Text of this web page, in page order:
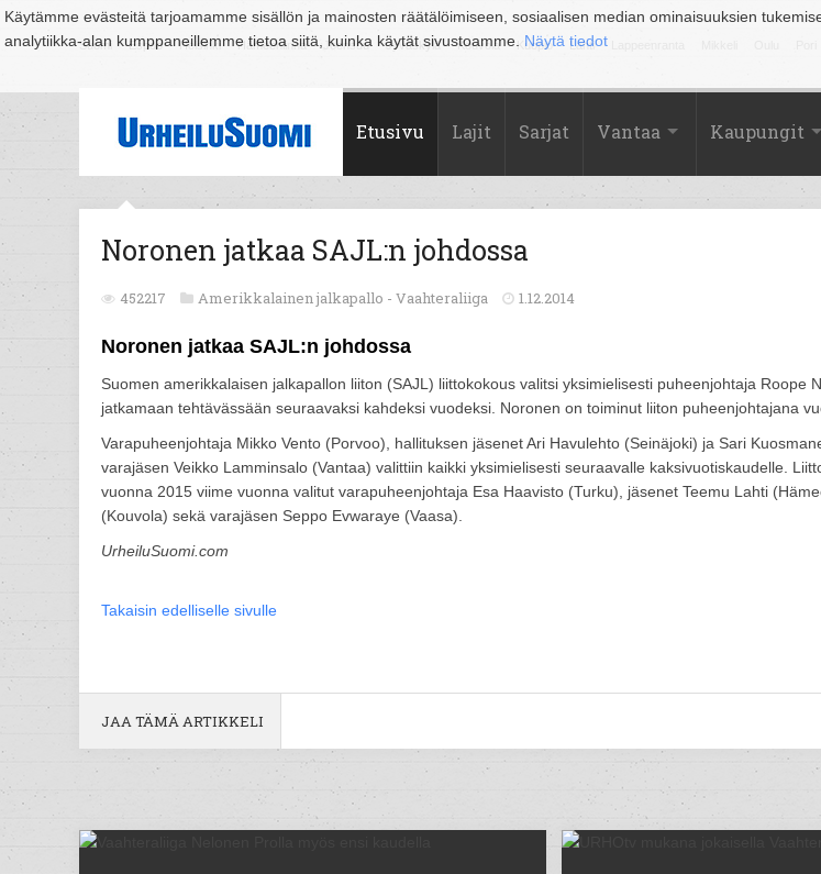
Käytämme evästeitä tarjoamamme sisällön ja mainosten räätälöimiseen, sosiaalisen median ominaisuuksien
analytiikka-alan kumppaneillemme tietoa siitä, kuinka käytät sivustoamme. Näytä tiedot
Suomi Espoo Helsinki Hämeenlinna Joensuu Jyväskylä Kouvola Kuopio Lahti
Etusivu Lajit Sarjat Vantaa Kaupungit
Noronen jatkaa SAJL:n johdossa
452217 Amerikkalainen jalkapallo - Vaahteraliiga 1.12.2014
Noronen jatkaa SAJL:n johdossa
Suomen amerikkalaisen jalkapallon liiton (SAJL) liittokokous valitsi yksimielisesti puheenjohtaja Roope
jatkamaan tehtävässään seuraavaksi kahdeksi vuodeksi. Noronen on toiminut liiton puheenjohtajana
Varapuheenjohtaja Mikko Vento (Porvoo), hallituksen jäsenet Ari Havulehto (Seinäjoki) ja Sari
varajäsen Veikko Lamminsalo (Vantaa) valittiin kaikki yksimielisesti seuraavalle kaksivuotiskaudelle.
vuonna 2015 viime vuonna valitut varapuheenjohtaja Esa Haavisto (Turku), jäsenet Teemu Lahti
(Kouvola) sekä varajäsen Seppo Evwaraye (Vaasa).
UrheiluSuomi.com
Takaisin edelliselle sivulle
JAA TÄMÄ ARTIKKELI